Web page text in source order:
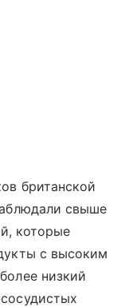
британской
свыше
которые
с высоким
низкий